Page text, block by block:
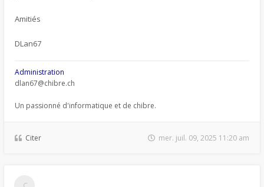
Amitiés
DLan67
Administration
dlan67@chibre.ch
Un passionné d'informatique et de chibre.
Citer mer. juil. 09, 2025 11:20 am